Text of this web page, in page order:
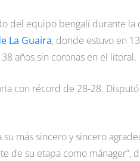
del equipo bengalí durante la
La Guaira, donde estuvo en
años sin coronas en el litoral.
con récord de 28-28.
su más sincero y sincero
de su etapa como mánager”,